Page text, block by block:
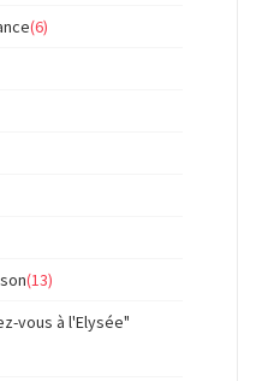
(6)
(13)
vous à l'Elysée"